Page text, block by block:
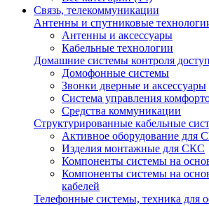
Связь, телекоммуникации
Антенны и спутниковые
Антенны и аксессуары
Кабельные технологии
Домашние системы контроля
Домофонные системы
Звонки дверные и аксессуары
Система управления
Средства коммуникации
Структурированные кабельные
Активное оборудование для
Изделия монтажные для СКС
Компоненты системы на
Компоненты системы на
кабелей
Телефонные системы, техника для